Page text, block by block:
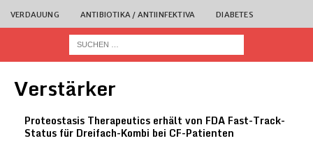
VERDAUUNG ANTIBIOTIKA / ANTIINFEKTIVA DIABETES
Verstärker
Proteostasis Therapeutics erhält von FDA Fast-Track-
Status für Dreifach-Kombi bei CF-Patienten